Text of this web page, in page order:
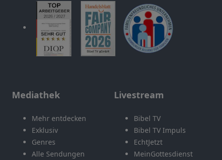
Mediathek
Mehr entdecken
Exklusiv
Genres
Alle Sendungen
Livestream
Bibel TV
Bibel TV Impuls
EchtJetzt
MeinGottesdienst